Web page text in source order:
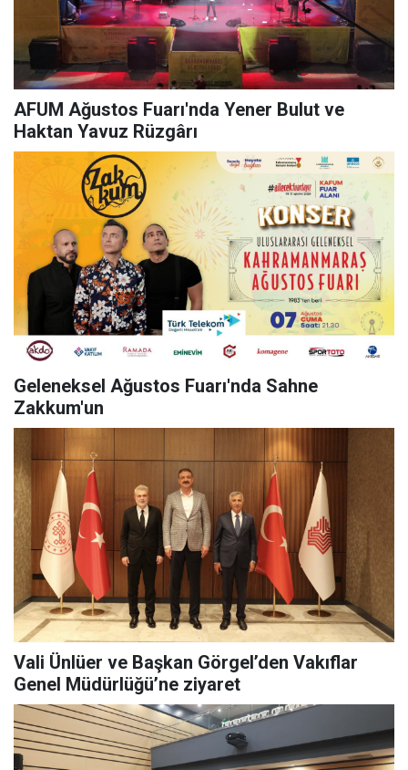
AFUM Ağustos Fuarı'nda Yener Bulut ve
Haktan Yavuz Rüzgârı
Geleneksel Ağustos Fuarı'nda Sahne
Zakkum'un
Vali Ünlüer ve Başkan Görgel’den Vakıflar
Genel Müdürlüğü’ne ziyaret